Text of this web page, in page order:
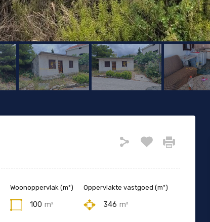
Woonoppervlak (m²)
100 m²
Oppervlakte vastgoed (m²)
346 m²